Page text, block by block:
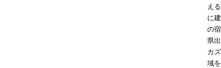
え
に
の
県
カ
域